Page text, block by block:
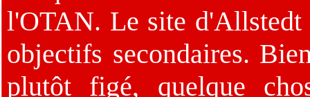
l'OTAN. Le site d'Allstedt
objectifs secondaires.
plutôt figé, quelque